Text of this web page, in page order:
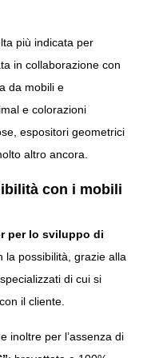
più indicata per
in collaborazione con
da mobili e
e colorazioni
espositori geometrici
altro ancora.
con i mobili
per lo sviluppo di
la possibilità, grazie alla
di cui si
il cliente.
inoltre per l’assenza di